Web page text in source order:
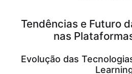
Tendências e Futuro
nas
Evolução das